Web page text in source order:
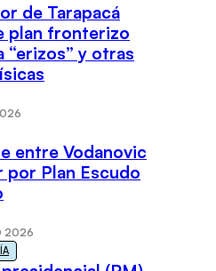
de Tarapacá
plan fronterizo
“erizos” y otras
entre Vodanovic
por Plan Escudo
2026